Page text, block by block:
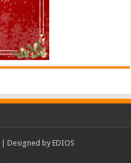
| Designed by EDIOS